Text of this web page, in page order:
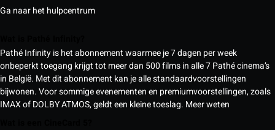
Ga naar het hulpcentrum
Pathé Infinity is het abonnement waarmee je 7 dagen per week
onbeperkt toegang krijgt tot meer dan 500 films in alle 7 Pathé cinema’s
in België. Met dit abonnement kan je alle standaardvoorstellingen
bijwonen. Voor sommige evenementen en premiumvoorstellingen, zoals
IMAX of DOLBY ATMOS, geldt een kleine toeslag. Meer weten